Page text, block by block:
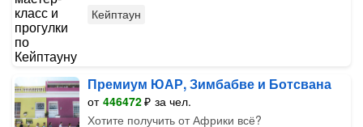
Кейптаун
Премиум ЮАР, Зимбабве и Ботсвана
от 446472₽ за чел.
Хотите получить от Африки всё?